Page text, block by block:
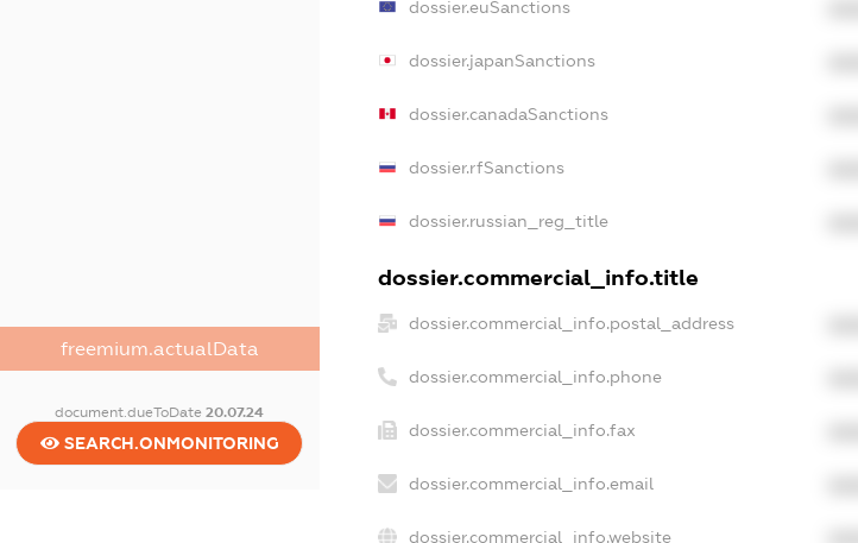
freemium.actualData
document.dueToDate20.07.24
SEARCH.ONMONITORING
dossier.euSanctions
dossier.japanSanctions
dossier.canadaSanctions
dossier.rfSanctions
dossier.russian_reg_title
dossier.commercial_info.title
dossier.commercial_info.postal_address
dossier.commercial_info.phone
dossier.commercial_info.fax
dossier.commercial_info.email
dossier.commercial_info.website